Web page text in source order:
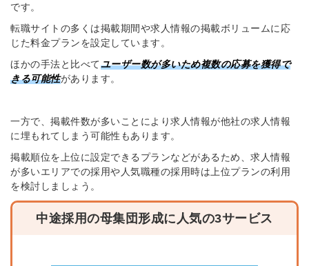
です。
転職サイトの多くは掲載期間や求人情報の掲載ボリュームに応
じた料金プランを設定しています。
ほかの手法と比べてユーザー数が多いため複数の応募を獲得で
きる可能性があります。
一方で、掲載件数が多いことにより求人情報が他社の求人情報
に埋もれてしまう可能性もあります。
掲載順位を上位に設定できるプランなどがあるため、求人情報
が多いエリアでの採用や人気職種の採用時は上位プランの利用
を検討しましょう。
中途採用の母集団形成に人気の3サービス